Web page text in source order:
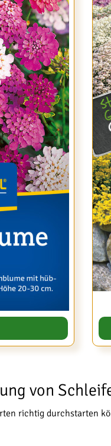
von
richtig durchstarten